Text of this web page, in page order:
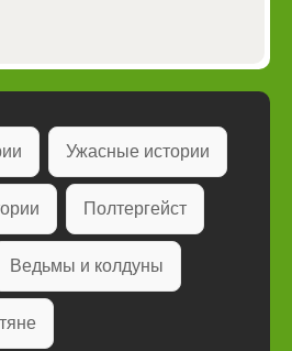
Ужасные истории
Полтергейст
Ведьмы и колдуны